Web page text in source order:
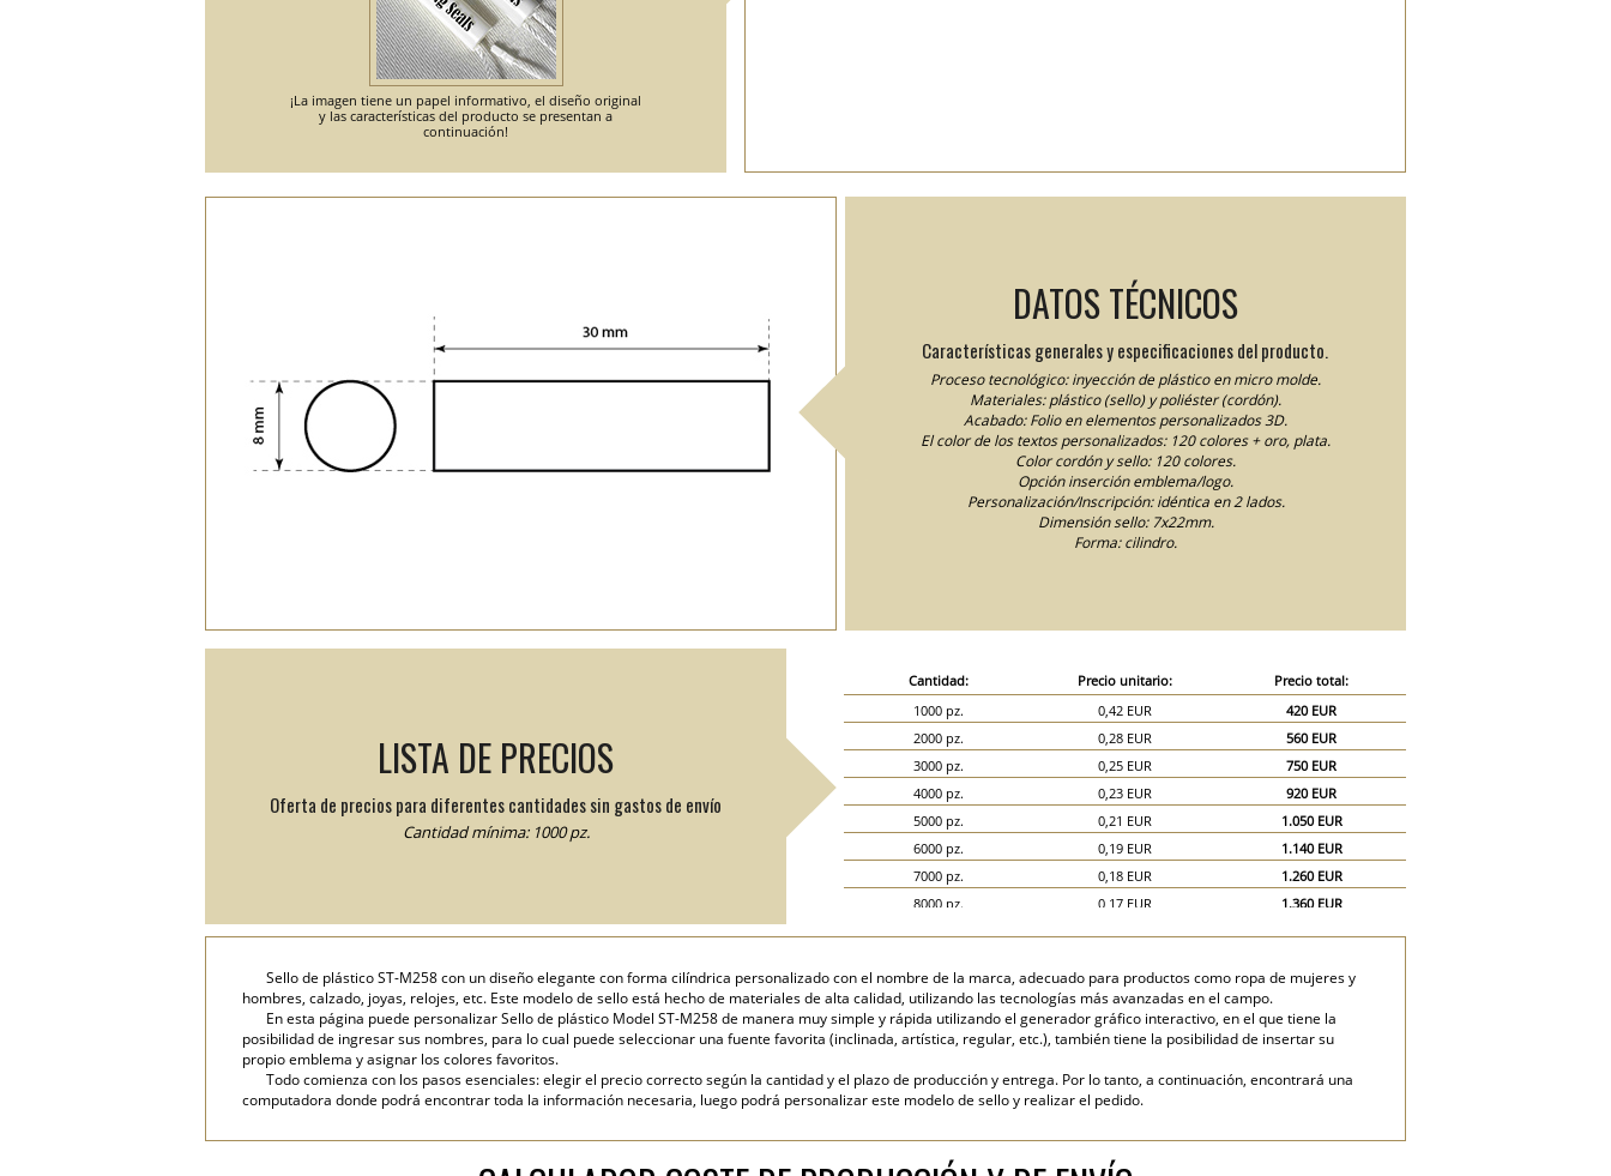
¡La imagen tiene un papel informativo, el diseño original
y las características del producto se presentan a
continuación!
DATOS TÉCNICOS
Características generales y especificaciones del producto.
Proceso tecnológico: inyección de plástico en micro molde.
Materiales: plástico (sello) y poliéster (cordón).
Acabado: Folio en elementos personalizados 3D.
El color de los textos personalizados: 120 colores + oro, plata.
Color cordón y sello: 120 colores.
Opción inserción emblema/logo.
Personalización/Inscripción: idéntica en 2 lados.
Dimensión sello: 7x22mm.
Forma: cilindro.
LISTA DE PRECIOS
Oferta de precios para diferentes cantidades sin gastos de envío
Cantidad mínima: 1000 pz.
Cantidad: Precio unitario:
Precio total:
1000 pz.
0,42 EUR
420 EUR
2000 pz.
0,28 EUR
560 EUR
3000 pz.
0,25 EUR
750 EUR
4000 pz.
0,23 EUR
920 EUR
5000 pz.
0,21 EUR
1.050 EUR
6000 pz.
0,19 EUR
1.140 EUR
7000 pz.
0,18 EUR
1.260 EUR
8000 pz.
0,17 EUR
1.360 EUR
15000 pz.
0,13 EUR
1.950 EUR
20000 pz.
0,12 EUR 2.400 EUR
Sello de plástico ST-M258 con un diseño elegante con forma cilíndrica personalizado con el nombre de la marca, adecuado para productos como ropa de mujeres y
hombres, calzado, joyas, relojes, etc. Este modelo de sello está hecho de materiales de alta calidad, utilizando las tecnologías más avanzadas en el campo.
En esta página puede personalizar Sello de plástico Model ST-M258 de manera muy simple y rápida utilizando el generador gráfico interactivo, en el que tiene la
posibilidad de ingresar sus nombres, para lo cual puede seleccionar una fuente favorita (inclinada, artística, regular, etc.), también tiene la posibilidad de insertar su
propio emblema y asignar los colores favoritos.
Todo comienza con los pasos esenciales: elegir el precio correcto según la cantidad y el plazo de producción y entrega. Por lo tanto, a continuación, encontrará una
computadora donde podrá encontrar toda la información necesaria, luego podrá personalizar este modelo de sello y realizar el pedido.